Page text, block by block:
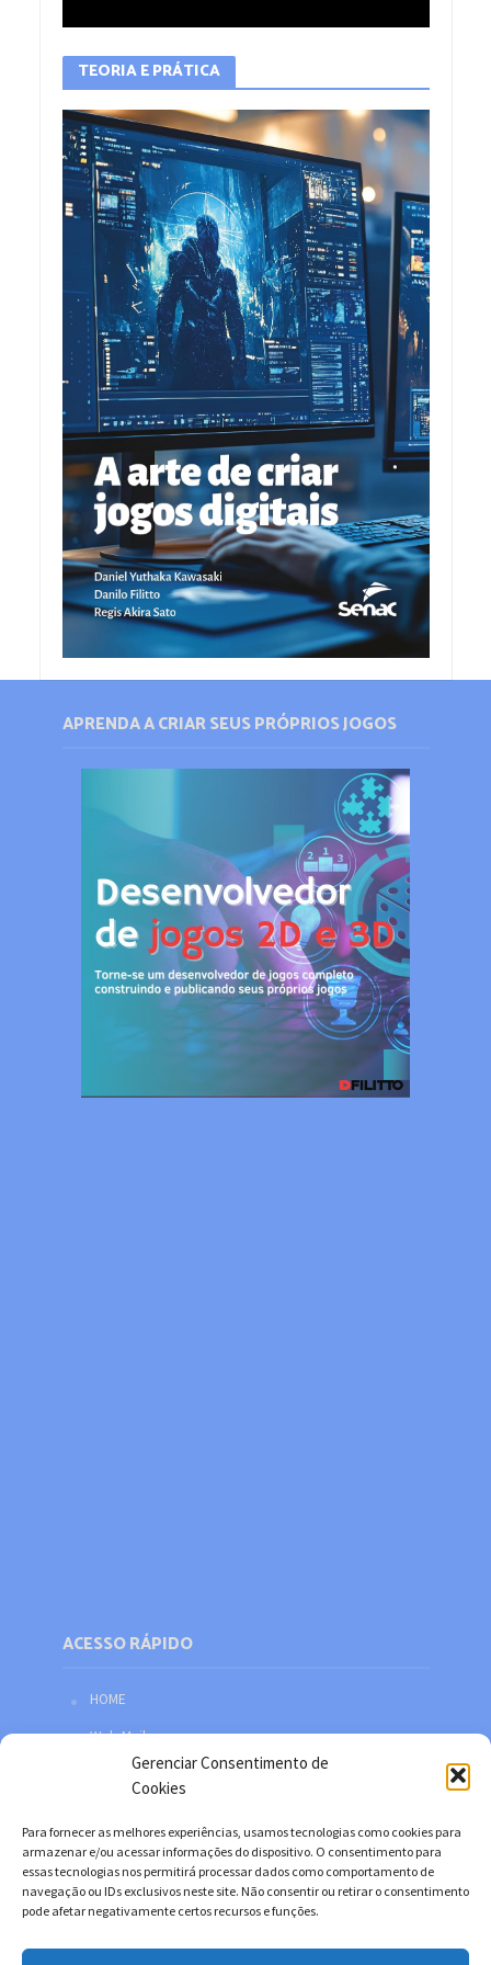
Gerenciar Consentimento de
Cookies
Para fornecer as melhores experiências, usamos tecnologias como cookies para
armazenar e/ou acessar informações do dispositivo. O consentimento para
essas tecnologias nos permitirá processar dados como comportamento de
navegação ou IDs exclusivos neste site. Não consentir ou retirar o consentimento
pode afetar negativamente certos recursos e funções.
TEORIA E PRÁTICA
APRENDA A CRIAR SEUS PRÓPRIOS JOGOS
ACESSO RÁPIDO
HOME
Web Mail
Política de privacidade
Facebook
Twitter
YouTube
Instagram